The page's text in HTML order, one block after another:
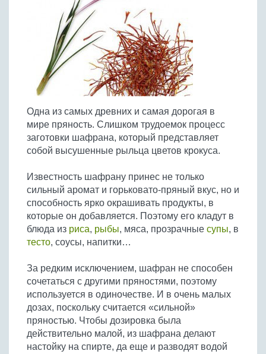
Из яиц и другие
Холодные супы
Супы-пюре
Молочные супы
Сладкие супы
Отварное мясо
Запеченное мясо
Тушеное мясо
Из мясного фарша
Из субпродуктов
Жареная рыба
Отварная и паровая
Запеченная рыба
Тушеная рыба
Из рыбного фарша
Морепродукты
Суши и роллы
Вся птица
Жареная птица
Отварная птица
Запеченная птица
Тушеная птица
Из фарша птицы
Из субпродуктов птицы
Овощи
Все овощи
Жареные овощи
Отварные овощи
Запеченные овощи
Выпечка
Вся выпечка
Торты и пирожные
Пироги и пирожки
Кексы и маффины
Печенье и булочки
Пиццы
Кремы
Соусы
Все соусы
Соусы к мясу
Соусы к рыбе
Соусы к овощам
Другие соусы
Все напитки
Алкогольные напитки
Заготовки
Все заготовки
Овощи
Грибы
Другие заготовки
Десерты
Конфеты и сладости
Десерты
Ещё...
Молочные продукты
Пельмени, вареники
Макароны
Бобовые
Яйца
Крупы
Одна из самых древних и самая дорогая в
мире пряность. Слишком трудоемок процесс
заготовки шафрана, который представляет
собой высушенные рыльца цветов крокуса.
Известность шафрану принес не только
сильный аромат и горьковато-пряный вкус, но и
способность ярко окрашивать продукты, в
которые он добавляется. Поэтому его кладут в
блюда из риса, рыбы, мяса, прозрачные супы, в
тесто, соусы, напитки…
За редким исключением, шафран не способен
сочетаться с другими пряностями, поэтому
используется в одиночестве. И в очень малых
дозах, поскольку считается «сильной»
пряностью. Чтобы дозировка была
действительно малой, из шафрана делают
настойку на спирте, да еще и разводят водой